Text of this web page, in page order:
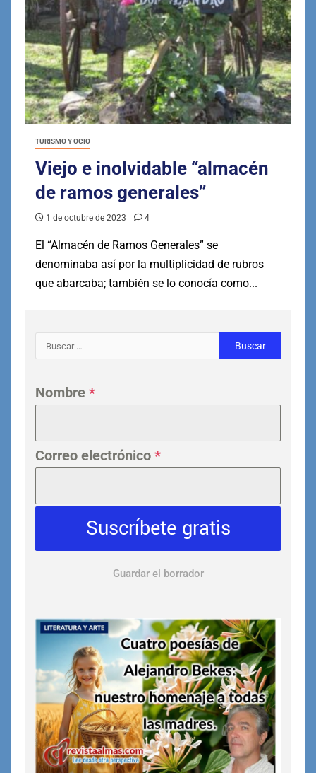
TURISMO Y OCIO
Viejo e inolvidable “almacén
de ramos generales”
1 de octubre de 2023 4
El “Almacén de Ramos Generales” se
denominaba así por la multiplicidad de rubros
que abarcaba; también se lo conocía como...
Nombre *
Correo electrónico *
Suscríbete gratis
Guardar el borrador